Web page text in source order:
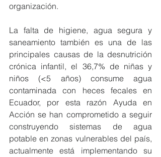
organización.
La falta de higiene, agua segura y
saneamiento también es una de las
principales causas de la desnutrición
crónica infantil, el 36,7% de niñas y
niños (<5 años) consume agua
contaminada con heces fecales en
Ecuador, por esta razón Ayuda en
Acción se han comprometido a seguir
construyendo sistemas de agua
potable en zonas vulnerables del país,
actualmente está implementando su